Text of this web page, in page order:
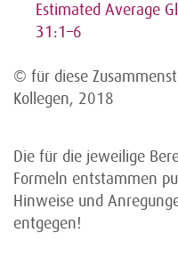
Estimated Average
31:1–6
© für diese
Kollegen, 2018
Die für die jeweilige
Formeln entstammen
Hinweise und
entgegen!